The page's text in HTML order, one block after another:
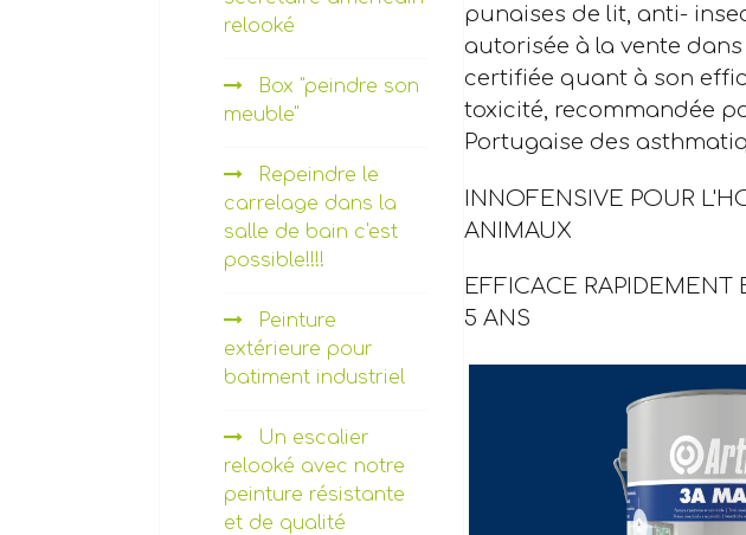
relooké
Box "peindre son
meuble"
Repeindre le
carrelage dans la
salle de bain c'est
possible!!!!
Peinture
extérieure pour
batiment industriel
Un escalier
relooké avec notre
peinture résistante
et de qualité
punaises de lit, anti-
autorisée à la vente
certifiée quant à son
toxicité, recommandée
Portugaise des
INNOFENSIVE POUR
ANIMAUX
EFFICACE
5 ANS